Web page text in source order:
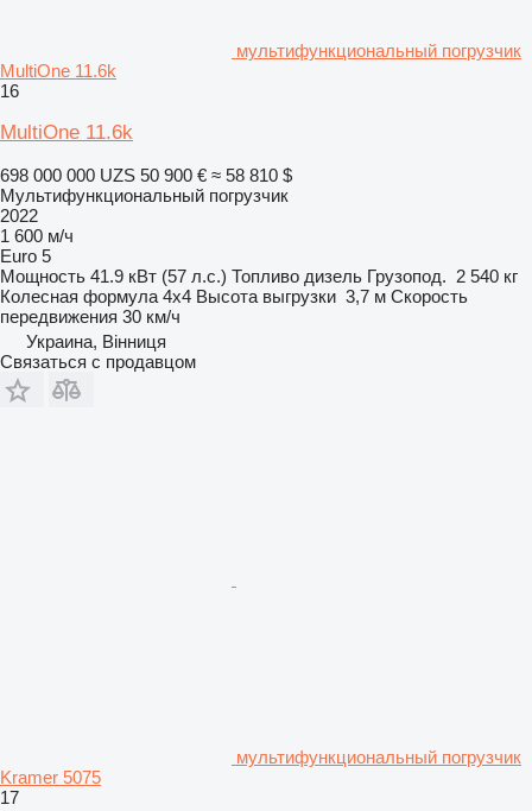
мультифункциональный погрузчик
MultiOne 11.6k
16
MultiOne 11.6k
698 000 000 UZS 50 900 € ≈ 58 810 $
Мультифункциональный погрузчик
2022
1 600 м/ч
Euro 5
Мощность 41.9 кВт (57 л.с.) Топливо дизель Грузопод. 2 540 кг
Колесная формула 4x4 Высота выгрузки 3,7 м Скорость
передвижения 30 км/ч
Украина, Вінниця
Связаться с продавцом
мультифункциональный погрузчик
Kramer 5075
17